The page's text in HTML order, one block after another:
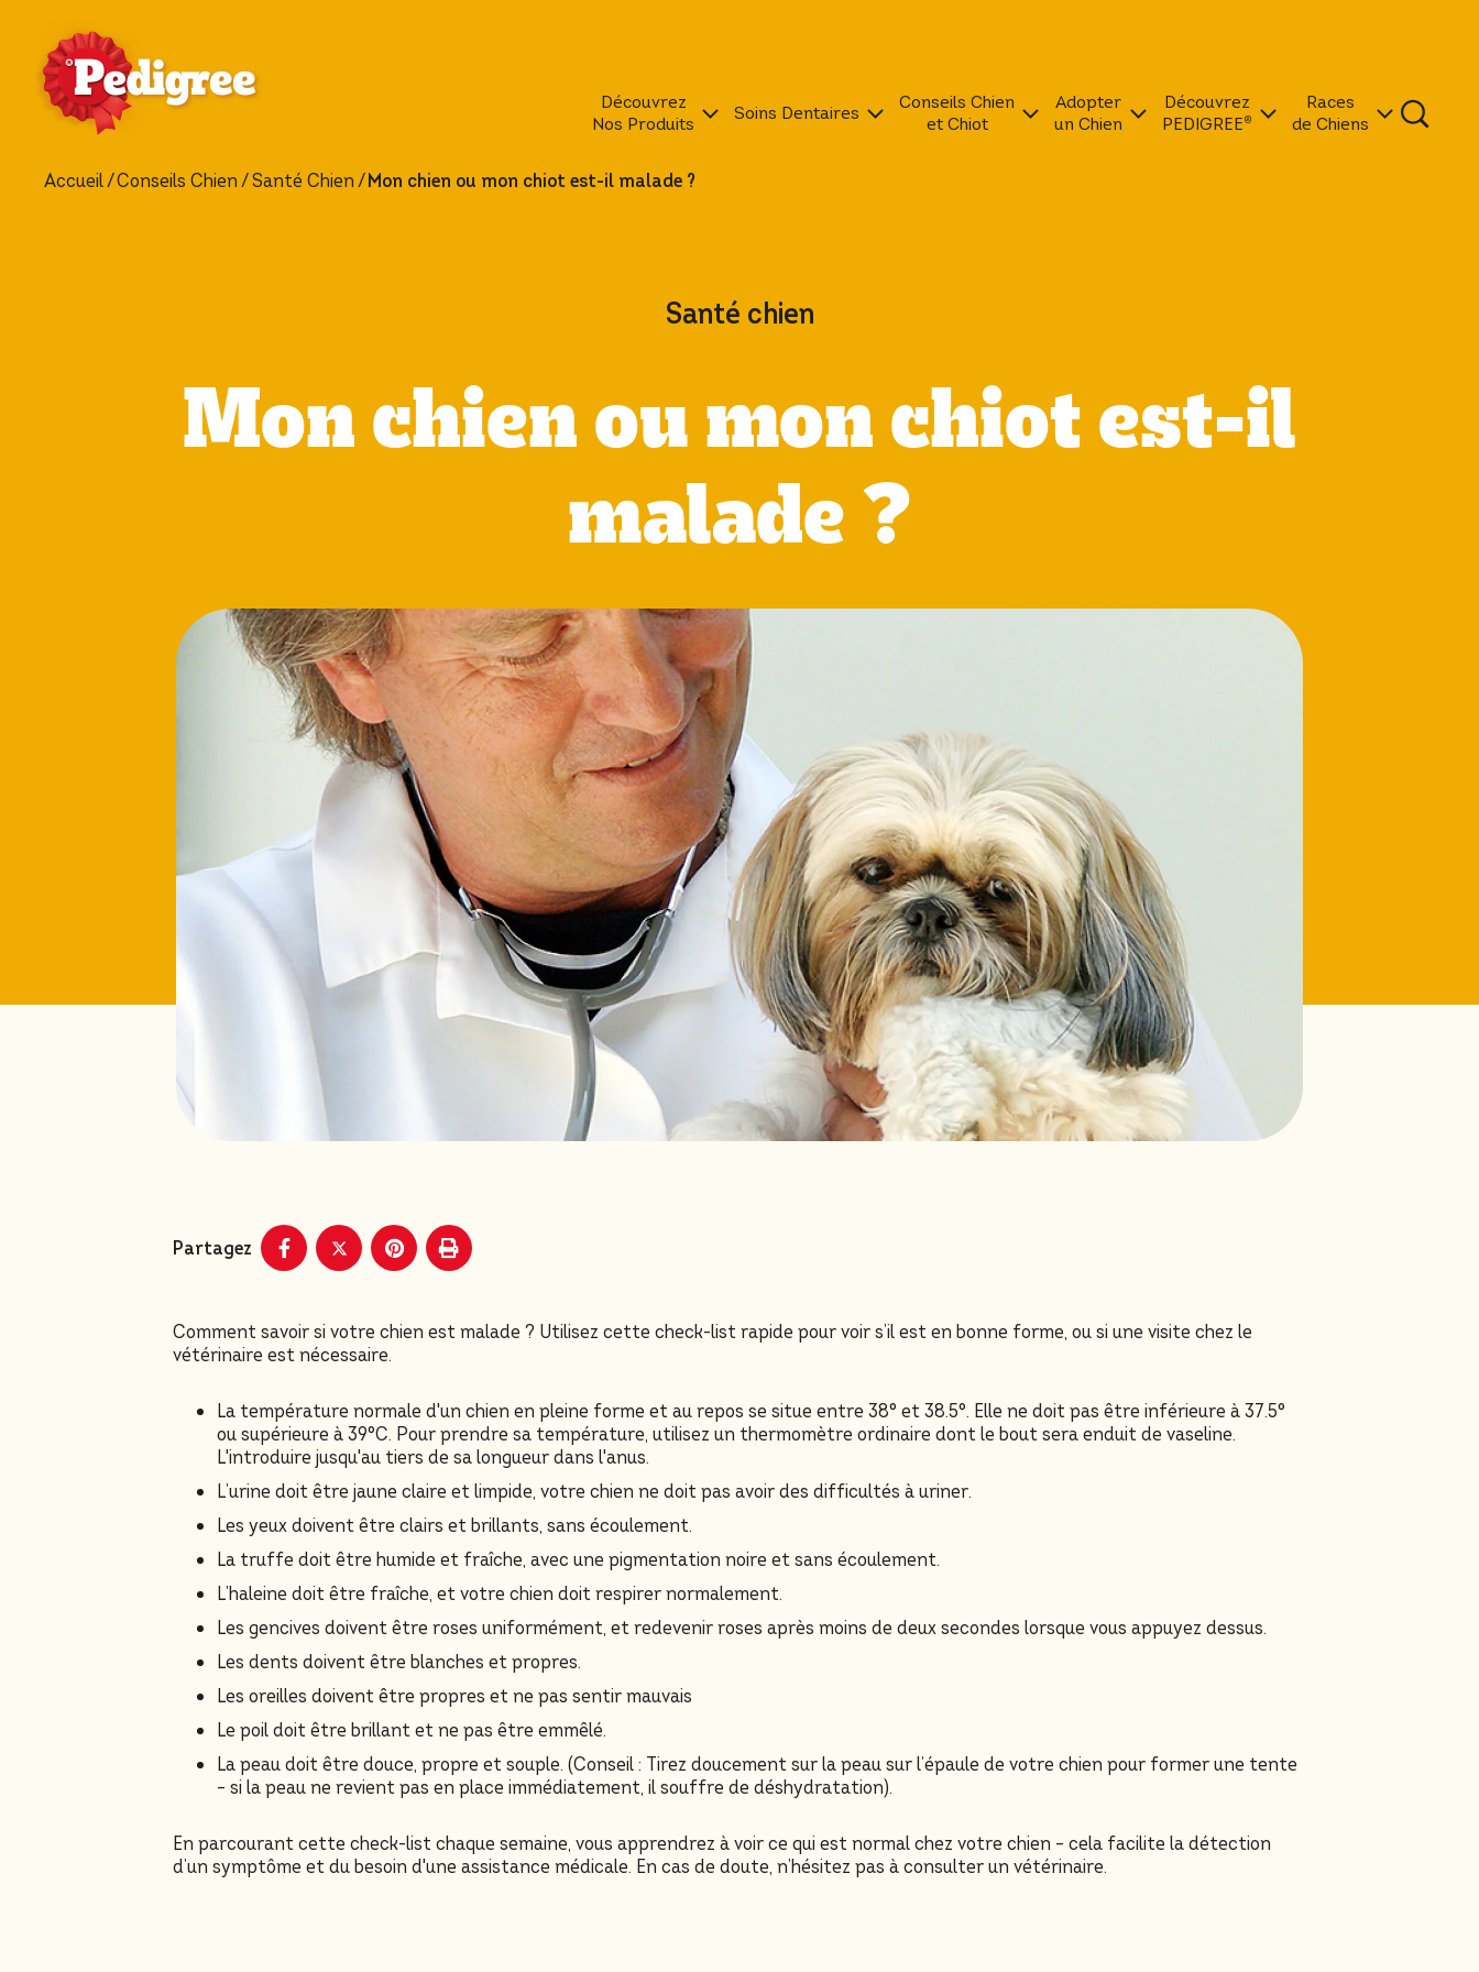
Découvrez
Nos Produits
Soins Dentaires
Conseils Chien
et Chiot
Adopter
un Chien
Découvrez
PEDIGREE®
Races
de Chiens
Accueil Conseils Chien Santé Chien Mon chien ou mon chiot est-il malade ?
Santé chien
Mon chien ou mon chiot est-il
malade ?
Partagez
Comment savoir si votre chien est malade ? Utilisez cette check-list rapide pour voir s’il est en bonne forme, ou si une visite chez le
vétérinaire est nécessaire.
La température normale d'un chien en pleine forme et au repos se situe entre 38° et 38.5°. Elle ne doit pas être inférieure à 37.5°
ou supérieure à 39°C. Pour prendre sa température, utilisez un thermomètre ordinaire dont le bout sera enduit de vaseline.
L'introduire jusqu'au tiers de sa longueur dans l'anus.
L’urine doit être jaune claire et limpide, votre chien ne doit pas avoir des difficultés à uriner.
Les yeux doivent être clairs et brillants, sans écoulement.
La truffe doit être humide et fraîche, avec une pigmentation noire et sans écoulement.
L’haleine doit être fraîche, et votre chien doit respirer normalement.
Les gencives doivent être roses uniformément, et redevenir roses après moins de deux secondes lorsque vous appuyez dessus.
Les dents doivent être blanches et propres.
Les oreilles doivent être propres et ne pas sentir mauvais
Le poil doit être brillant et ne pas être emmêlé.
La peau doit être douce, propre et souple. (Conseil : Tirez doucement sur la peau sur l’épaule de votre chien pour former une tente
– si la peau ne revient pas en place immédiatement, il souffre de déshydratation).
En parcourant cette check-list chaque semaine, vous apprendrez à voir ce qui est normal chez votre chien – cela facilite la détection
d’un symptôme et du besoin d'une assistance médicale. En cas de doute, n’hésitez pas à consulter un vétérinaire.